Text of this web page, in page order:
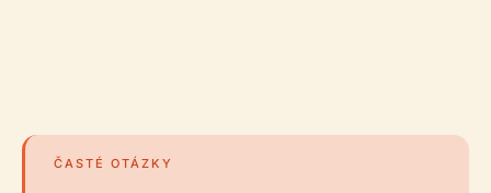
ČASTÉ OTÁZKY